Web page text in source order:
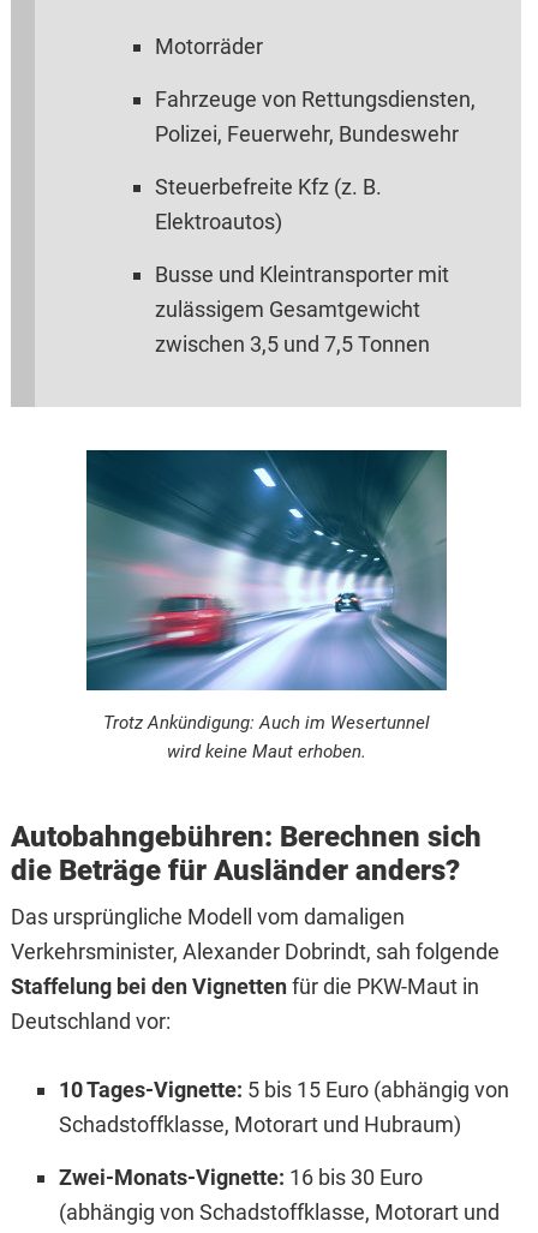
Motorräder
Fahrzeuge von Rettungsdiensten,
Polizei, Feuerwehr, Bundeswehr
Steuerbefreite Kfz (z. B.
Elektroautos)
Busse und Kleintransporter mit
zulässigem Gesamtgewicht
zwischen 3,5 und 7,5 Tonnen
Trotz Ankündigung: Auch im Wesertunnel
wird keine Maut erhoben.
Autobahngebühren: Berechnen sich
die Beträge für Ausländer anders?
Das ursprüngliche Modell vom damaligen
Verkehrsminister, Alexander Dobrindt, sah folgende
Staffelung bei den Vignettenfür die PKW-Maut in
Deutschland vor:
10 Tages-Vignette: 5 bis 15 Euro (abhängig von
Schadstoffklasse, Motorart und Hubraum)
Zwei-Monats-Vignette: 16 bis 30 Euro
(abhängig von Schadstoffklasse, Motorart und